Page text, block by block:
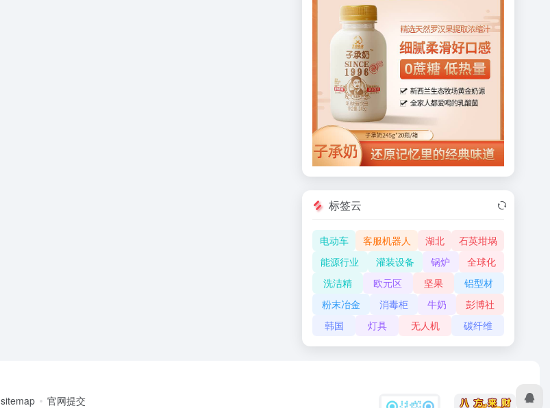
标签云
电动车 客服机器人 湖北
石英坩埚
能源行业
灌装设备 锅炉
全球化
洗洁精
欧元区 坚果
铝型材
粉末冶金
消毒柜 牛奶
彭博社
韩国
灯具 无人机 碳纤维
sitemap 官网提交